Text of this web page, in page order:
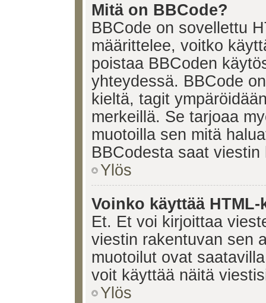
Mitä on BBCode?
BBCode on sovellettu
määrittelee, voitko
poistaa BBCoden
yhteydessä. BBCode
kieltä, tagit
merkeillä. Se tarjoaa
muotoilla sen mitä
BBCodesta saat
Ylös
Voinko käyttää
Et. Et voi kirjoittaa
viestin rakentuvan sen
muotoilut ovat
voit käyttää näitä
Ylös